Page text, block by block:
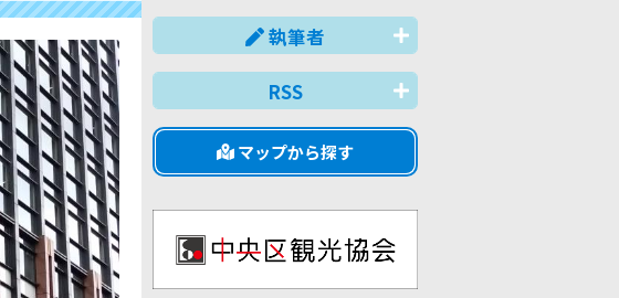
執筆者
RSS
マップから探す